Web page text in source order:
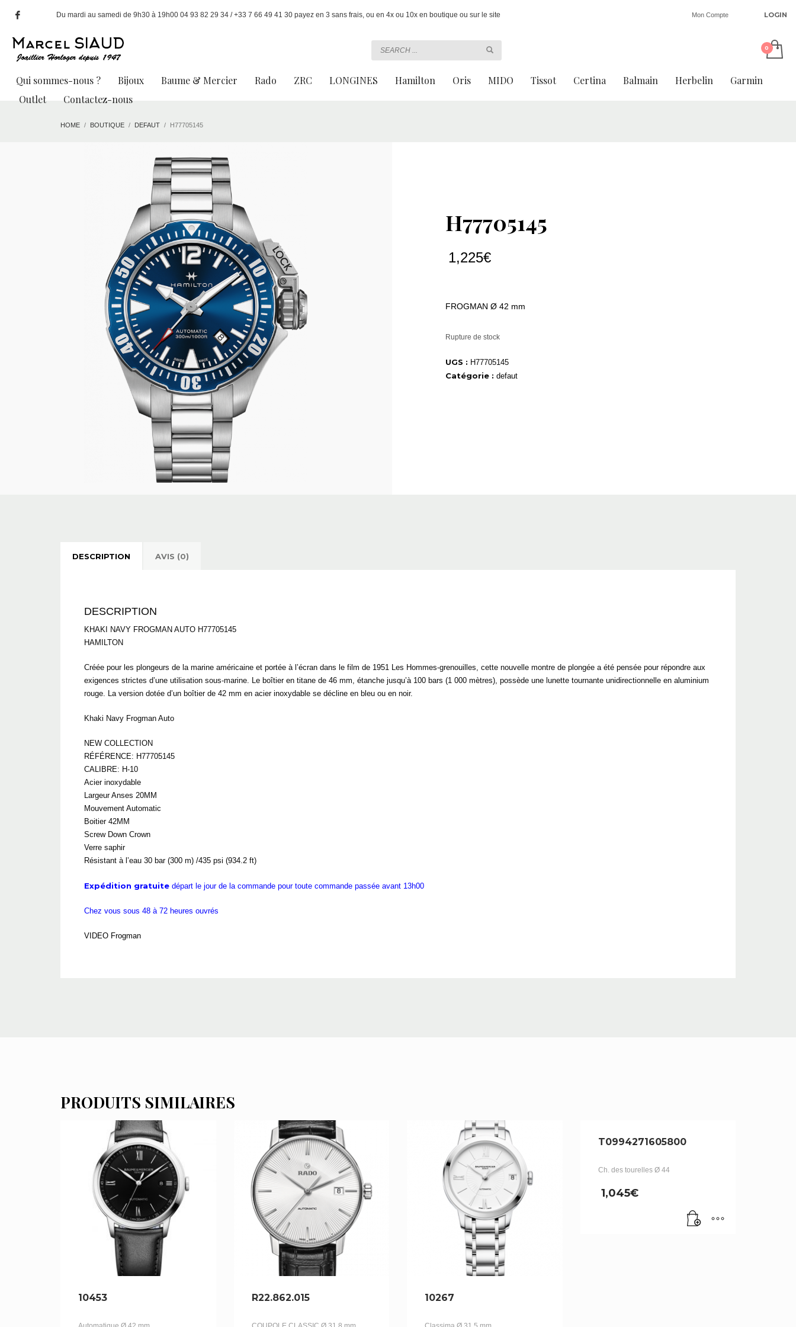
Du mardi au samedi de 9h30 à 19h00 04 93 82 29 34 / +33 7 66 49 41 30 payez en 3 sans frais, ou en 4x ou 10x en boutique ou sur le site Mon Compte LOGIN
Qui sommes-nous ? Bijoux Baume & Mercier Rado ZRC LONGINES Hamilton Oris MIDO Tissot Certina Balmain Herbelin
Garmin
Outlet
Contactez-nous
HOME BOUTIQUE DEFAUT H77705145
H77705145
1,225€
FROGMAN Ø 42 mm
Rupture de stock
UGS : H77705145
Catégorie : defaut
DESCRIPTION AVIS (0)
DESCRIPTION
KHAKI NAVY FROGMAN AUTO H77705145
HAMILTON
Créée pour les plongeurs de la marine américaine et portée à l’écran dans le film de 1951 Les Hommes-grenouilles, cette nouvelle montre de plongée a été pensée pour répondre aux
exigences strictes d’une utilisation sous-marine. Le boîtier en titane de 46 mm, étanche jusqu’à 100 bars (1 000 mètres), possède une lunette tournante unidirectionnelle en aluminium
rouge. La version dotée d’un boîtier de 42 mm en acier inoxydable se décline en bleu ou en noir.
Khaki Navy Frogman Auto
NEW COLLECTION
RÉFÉRENCE: H77705145
CALIBRE: H-10
Acier inoxydable
Largeur Anses 20MM
Mouvement Automatic
Boitier 42MM
Screw Down Crown
Verre saphir
Résistant à l’eau 30 bar (300 m) /435 psi (934.2 ft)
Expédition gratuite départ le jour de la commande pour toute commande passée avant 13h00
Chez vous sous 48 à 72 heures ouvrés
VIDEO Frogman
PRODUITS SIMILAIRES
10453 R22.862.015 10267
T0994271605800
Ch. des tourelles Ø 44
1,045€